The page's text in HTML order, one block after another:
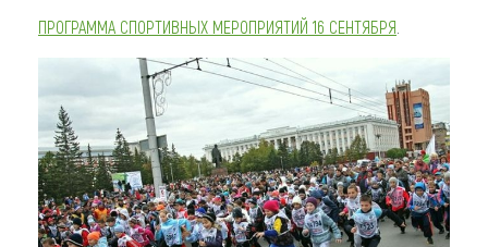
ПРОГРАММА СПОРТИВНЫХ МЕРОПРИЯТИЙ 16 СЕНТЯБРЯ